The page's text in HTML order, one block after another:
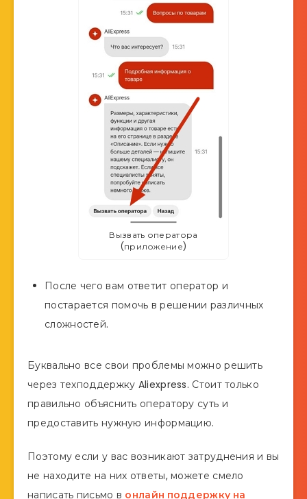
Вызвать оператора
(приложение)
После чего вам ответит оператор и
постарается помочь в решении различных
сложностей.
Буквально все свои проблемы можно решить
через техподдержку Aliexpress. Стоит только
правильно объяснить оператору суть и
предоставить нужную информацию.
Поэтому если у вас возникают затруднения и вы
не находите на них ответы, можете смело
написать письмо в онлайн поддержку на